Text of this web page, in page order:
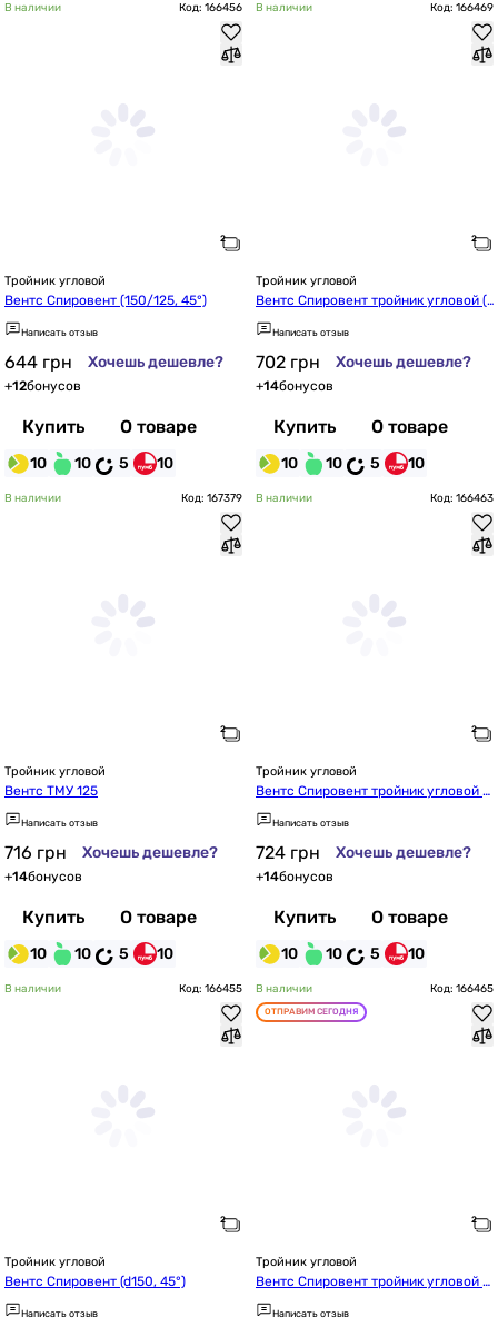
В наличии Код: 166456
Тройник угловой
Вентс Спировент (150/125, 45°)
Написать отзыв
644 грн Хочешь дешевле?
+12бонусов
Купить О товаре
10 10 5 10
В наличии Код: 166469
Тройник угловой
Вентс Спировент тройник угловой (d
224/150, 45°)
Написать отзыв
702 грн Хочешь дешевле?
+14бонусов
Купить О товаре
10 10 5 10
В наличии Код: 167379
Тройник угловой
Вентс ТМУ 125
Написать отзыв
716 грн Хочешь дешевле?
+14бонусов
Купить О товаре
10 10 5 10
В наличии Код: 166463
Тройник угловой
Вентс Спировент тройник угловой 2
00/125-45
Написать отзыв
724 грн Хочешь дешевле?
+14бонусов
Купить О товаре
10 10 5 10
В наличии Код: 166455
Тройник угловой
Вентс Спировент (d150, 45°)
Написать отзыв
В наличии Код: 166465
ОТПРАВИМ СЕГОДНЯ
Тройник угловой
Вентс Спировент тройник угловой 2
00/150-45
Написать отзыв